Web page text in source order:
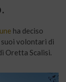
ha deciso
volontari di
Oretta Scalisi.